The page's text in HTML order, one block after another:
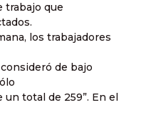
trabajo que
los trabajadores
de bajo
total de 259”. En el